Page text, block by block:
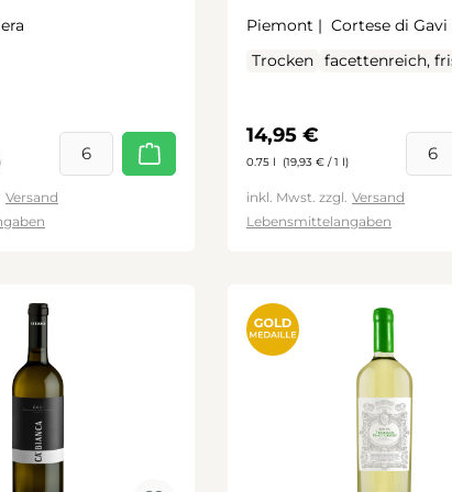
Versand
Piemont | Cortese di Gavi
Trocken facettenreich,
Regulärer Preis:
14,95 €
0.75 l (19,93 € / 1 l)
inkl. Mwst. zzgl. Versand
Lebensmittelangaben